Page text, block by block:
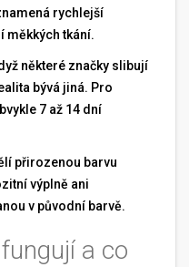
rychlejší
měkkých tkání.
některé značky slibují
bývá jiná. Pro
7 až 14 dní
přirozenou barvu
výplně ani
v původní barvě.
a co